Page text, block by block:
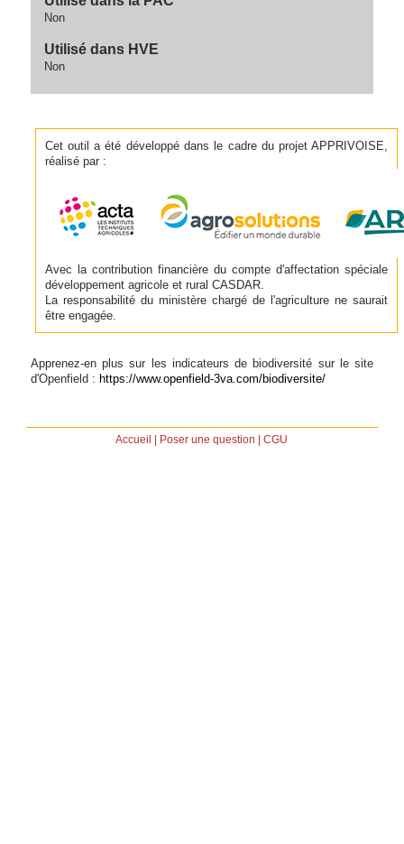
Non
Utilisé dans HVE
Non
Cet outil a été développé dans le cadre du projet APPRIVOISE,
réalisé par :
Avec la contribution financière du compte d'affectation spéciale
développement agricole et rural CASDAR.
La responsabilité du ministère chargé de l'agriculture ne saurait
être engagée.
Apprenez-en plus sur les indicateurs de biodiversité sur le site
d'Openfield : https://www.openfield-3va.com/biodiversite/
Accueil Poser une question |CGU